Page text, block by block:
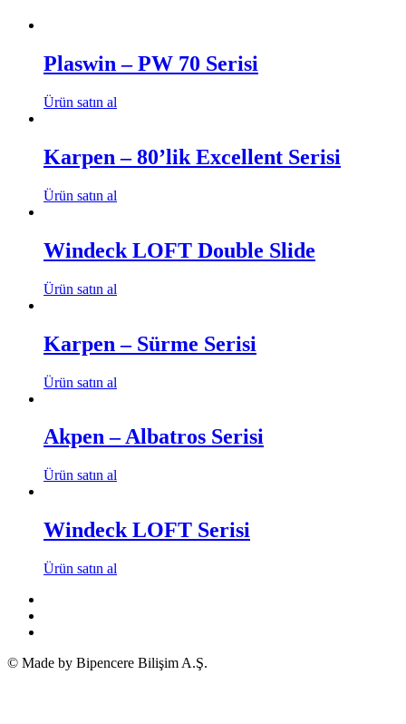
Plaswin – PW 70 Serisi
Ürün satın al
Karpen – 80’lik Excellent Serisi
Ürün satın al
Windeck LOFT Double Slide
Ürün satın al
Karpen – Sürme Serisi
Ürün satın al
Akpen – Albatros Serisi
Ürün satın al
Windeck LOFT Serisi
Ürün satın al
© Made by Bipencere Bilişim A.Ş.